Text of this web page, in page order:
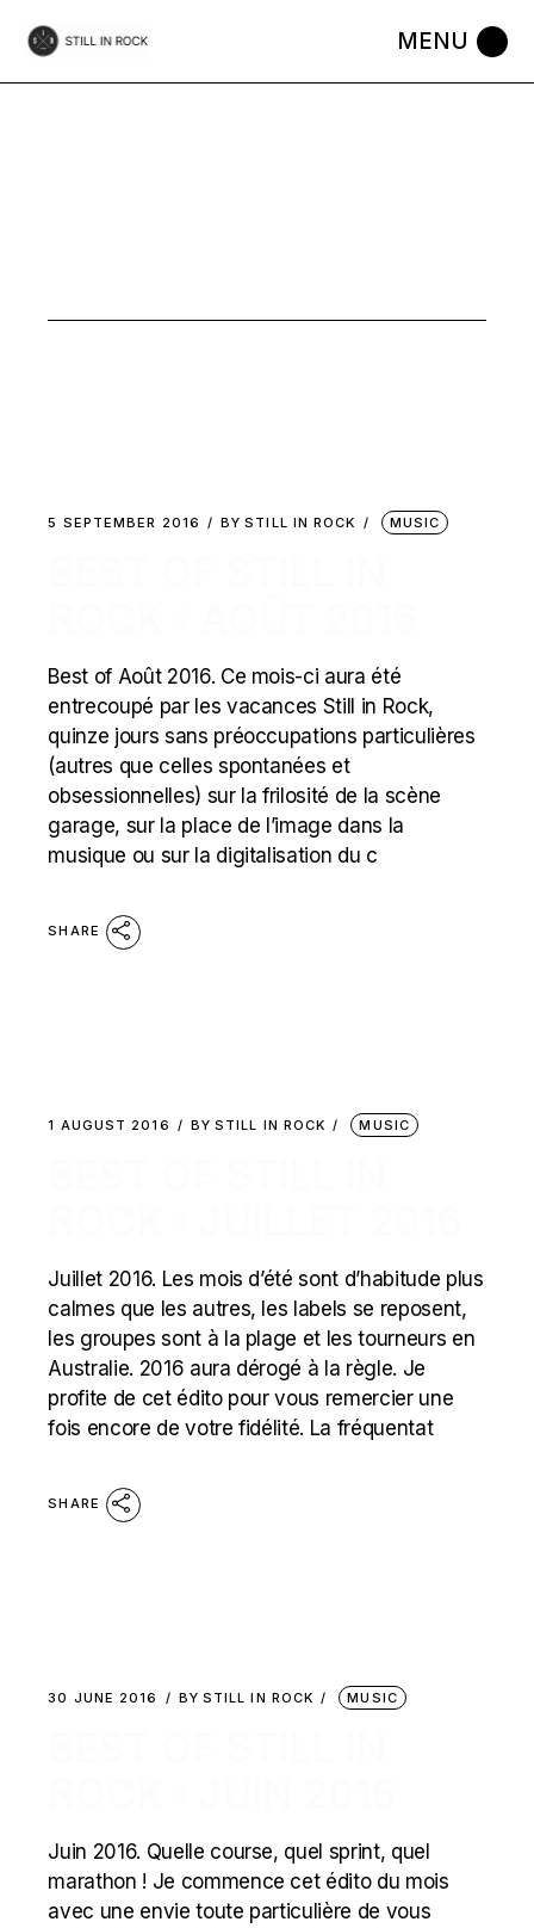
the
5 SEPTEMBER 2016 BY STILL IN ROCK MUSIC
Best of Août 2016. Ce mois-ci aura été
entrecoupé par les vacances Still in Rock,
quinze jours sans préoccupations particulières
(autres que celles spontanées et
obsessionnelles) sur la frilosité de la scène
garage, sur la place de l’image dans la
musique ou sur la digitalisation du c
SHARE
1 AUGUST 2016 BY STILL IN ROCK MUSIC
Juillet 2016. Les mois d’été sont d’habitude plus
calmes que les autres, les labels se reposent,
les groupes sont à la plage et les tourneurs en
Australie. 2016 aura dérogé à la règle. Je
profite de cet édito pour vous remercier une
fois encore de votre fidélité. La fréquentat
SHARE
30 JUNE 2016 BY STILL IN ROCK MUSIC
Juin 2016. Quelle course, quel sprint, quel
marathon ! Je commence cet édito du mois
avec une envie toute particulière de vous